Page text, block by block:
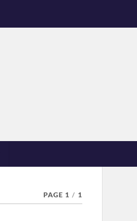
PAGE 1 / 1